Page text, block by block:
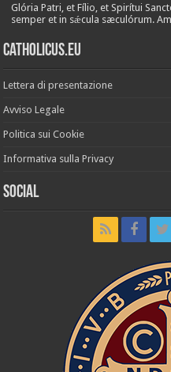
Glória Patri, et Fílio, et Spirítui
semper et in sǽcula sæculórum.
Catholicus.eu
Lettera di presentazione
Avviso Legale
Politica sui Cookie
Informativa sulla Privacy
Social